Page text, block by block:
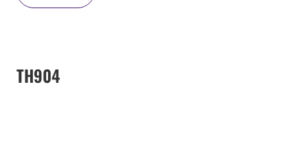
TH904